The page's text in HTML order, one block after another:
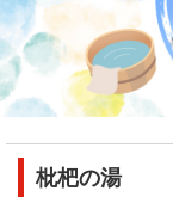
枇杷の湯